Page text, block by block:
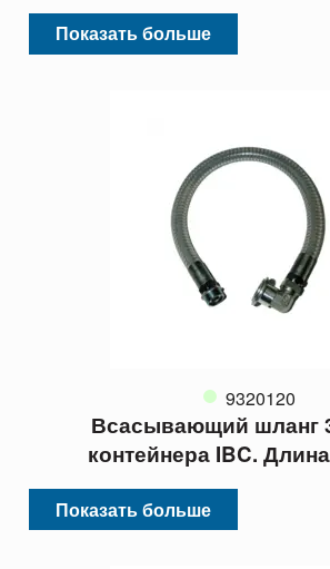
Показать больше
9320120
Всасывающий шланг
контейнера IBC.
Показать больше